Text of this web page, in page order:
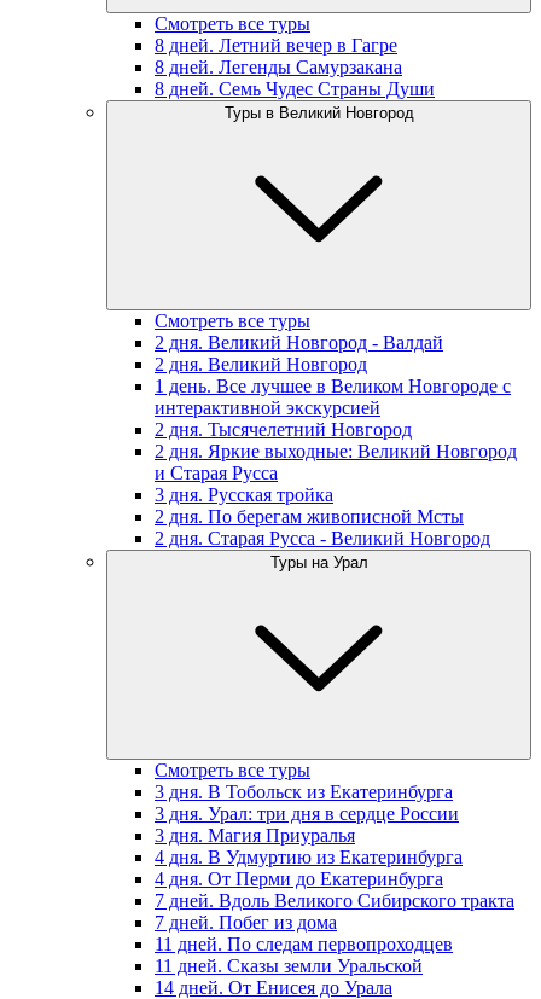
Смотреть все туры
8 дней. Летний вечер в Гагре
8 дней. Легенды Самурзакана
8 дней. Семь Чудес Страны Души
Туры в Великий Новгород
Смотреть все туры
2 дня. Великий Новгород - Валдай
2 дня. Великий Новгород
1 день. Все лучшее в Великом Новгороде с
интерактивной экскурсией
2 дня. Тысячелетний Новгород
2 дня. Яркие выходные: Великий Новгород
и Старая Русса
3 дня. Русская тройка
2 дня. По берегам живописной Мсты
2 дня. Старая Русса - Великий Новгород
Туры на Урал
Смотреть все туры
3 дня. В Тобольск из Екатеринбурга
3 дня. Урал: три дня в сердце России
3 дня. Магия Приуралья
4 дня. В Удмуртию из Екатеринбурга
4 дня. От Перми до Екатеринбурга
7 дней. Вдоль Великого Сибирского тракта
7 дней. Побег из дома
11 дней. По следам первопроходцев
11 дней. Сказы земли Уральской
14 дней. От Енисея до Урала